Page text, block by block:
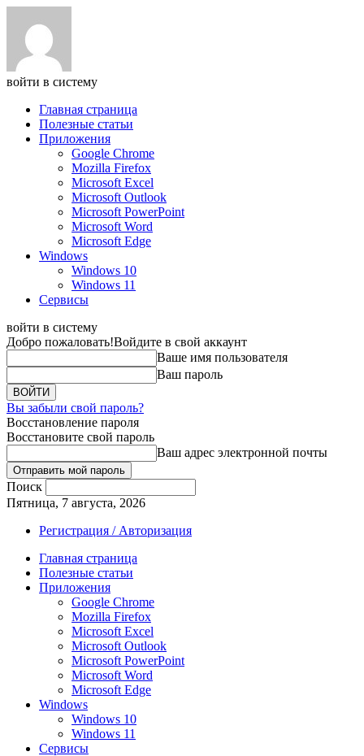
войти в систему
Главная страница
Полезные статьи
Приложения
Google Chrome
Mozilla Firefox
Microsoft Excel
Microsoft Outlook
Microsoft PowerPoint
Microsoft Word
Microsoft Edge
Windows
Windows 10
Windows 11
Сервисы
войти в систему
Добро пожаловать!Войдите в свой аккаунт
Ваше имя пользователя
Ваш пароль
Вы забыли свой пароль?
Восстановление пароля
Восстановите свой пароль
Ваш адрес электронной почты
Поиск
Пятница, 7 августа, 2026
Регистрация / Авторизация
Главная страница
Полезные статьи
Приложения
Google Chrome
Mozilla Firefox
Microsoft Excel
Microsoft Outlook
Microsoft PowerPoint
Microsoft Word
Microsoft Edge
Windows
Windows 10
Windows 11
Сервисы